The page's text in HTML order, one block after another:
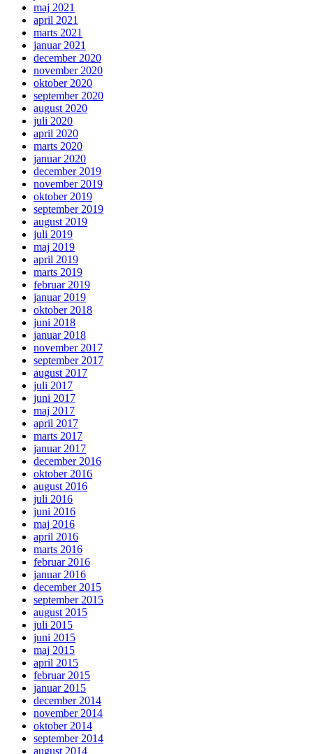
maj 2021
april 2021
marts 2021
januar 2021
december 2020
november 2020
oktober 2020
september 2020
august 2020
juli 2020
april 2020
marts 2020
januar 2020
december 2019
november 2019
oktober 2019
september 2019
august 2019
juli 2019
maj 2019
april 2019
marts 2019
februar 2019
januar 2019
oktober 2018
juni 2018
januar 2018
november 2017
september 2017
august 2017
juli 2017
juni 2017
maj 2017
april 2017
marts 2017
januar 2017
december 2016
oktober 2016
august 2016
juli 2016
juni 2016
maj 2016
april 2016
marts 2016
februar 2016
januar 2016
december 2015
september 2015
august 2015
juli 2015
juni 2015
maj 2015
april 2015
februar 2015
januar 2015
december 2014
november 2014
oktober 2014
september 2014
august 2014